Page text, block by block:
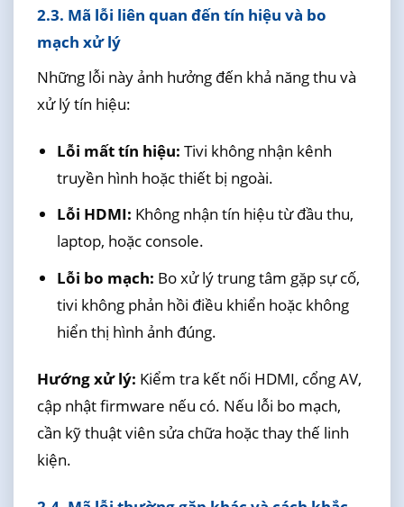
2.3. Mã lỗi liên quan đến tín hiệu và bo
mạch xử lý
Những lỗi này ảnh hưởng đến khả năng thu và
xử lý tín hiệu:
Lỗi mất tín hiệu: Tivi không nhận kênh
truyền hình hoặc thiết bị ngoài.
Lỗi HDMI: Không nhận tín hiệu từ đầu thu,
laptop, hoặc console.
Lỗi bo mạch: Bo xử lý trung tâm gặp sự cố,
tivi không phản hồi điều khiển hoặc không
hiển thị hình ảnh đúng.
Hướng xử lý: Kiểm tra kết nối HDMI, cổng AV,
cập nhật firmware nếu có. Nếu lỗi bo mạch,
cần kỹ thuật viên sửa chữa hoặc thay thế linh
kiện.